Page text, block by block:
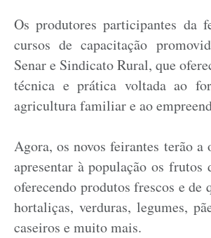
Os produtores participantes da
cursos de capacitação
Senar e Sindicato Rural, que
técnica e prática voltada ao
agricultura familiar e ao
Agora, os novos feirantes terão a
apresentar à população os frutos
oferecendo produtos frescos e de
hortaliças, verduras, legumes,
caseiros e muito mais.